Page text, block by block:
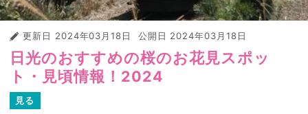
更新日 2024年03月18日 公開日 2024年03月18日
日光のおすすめの桜のお花見スポッ
ト・見頃情報！2024
見る